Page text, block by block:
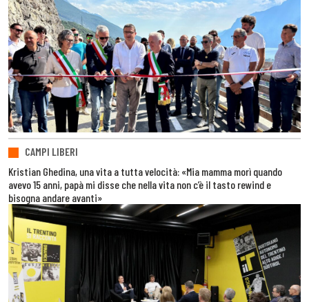
CAMPI LIBERI
Kristian Ghedina, una vita a tutta velocità: «Mia mamma morì quando
avevo 15 anni, papà mi disse che nella vita non c’è il tasto rewind e
bisogna andare avanti»